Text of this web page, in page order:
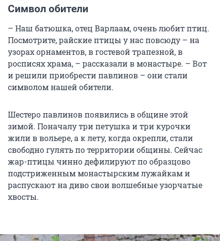
Символ обители
– Наш батюшка, отец Варлаам, очень любит птиц.
Посмотрите, райские птицы у нас повсюду – на
узорах орнаментов, в гостевой трапезной, в
росписях храма, – рассказали в монастыре. – Вот
и решили приобрести павлинов – они стали
символом нашей обители.
Шестеро павлинов появились в общине этой
зимой. Поначалу три петушка и три курочки
жили в вольере, а к лету, когда окрепли, стали
свободно гулять по территории общины. Сейчас
жар-птицы чинно дефилируют по образцово
подстриженным монастырским лужайкам и
распускают на диво свои волшебные узорчатые
хвосты.